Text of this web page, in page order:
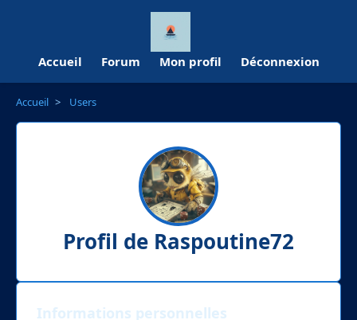
Accueil Forum Mon profil Déconnexion
Accueil > Users
Profil de Raspoutine72
Informations personnelles